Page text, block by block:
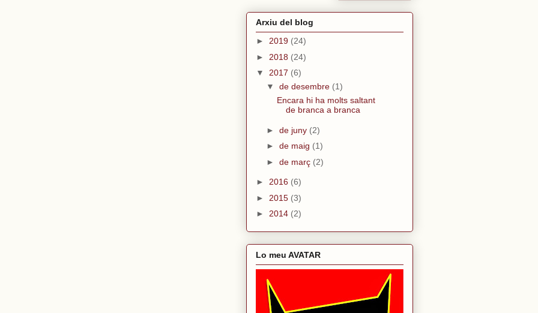
Arxiu del blog
► 2019 (24)
► 2018 (24)
▼ 2017 (6)
▼ de desembre (1)
Encara hi ha molts saltant
de branca a branca
► de juny (2)
► de maig (1)
► de març (2)
► 2016 (6)
► 2015 (3)
► 2014 (2)
Lo meu AVATAR